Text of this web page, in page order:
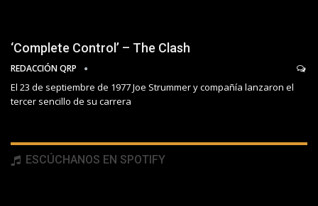
‘Complete Control’ – The Clash
REDACCIÓN QRP
El 23 de septiembre de 1977 Joe Strummer y compañía lanzaron el
tercer sencillo de su carrera
ESCÚCHANOS EN SPOTIFY